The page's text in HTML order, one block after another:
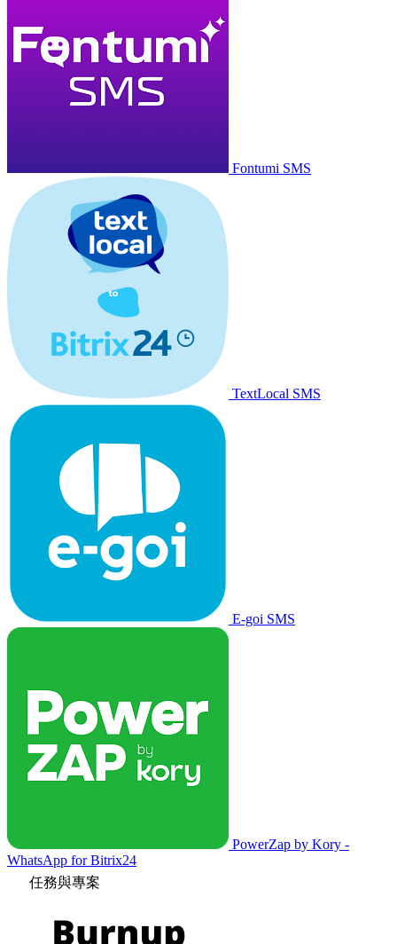
Fontumi SMS
TextLocal SMS
E-goi SMS
PowerZap by Kory -
WhatsApp for Bitrix24
任務與專案